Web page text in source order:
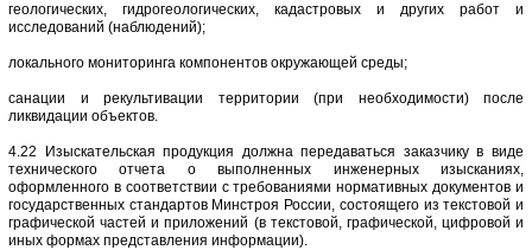
геологических, гидрогеологических, кадастровых и других работ и
исследований (наблюдений);
локального мониторинга компонентов окружающей среды;
санации и рекультивации территории (при необходимости) после
ликвидации объектов.
4.22 Изыскательская продукция должна передаваться заказчику в виде
технического отчета о выполненных инженерных изысканиях,
оформленного в соответствии с требованиями нормативных документов и
государственных стандартов Минстроя России, состоящего из текстовой и
графической частей и приложений (в текстовой, графической, цифровой и
иных формах представления информации).